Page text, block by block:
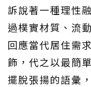
訴說著一種理性
過樸實材質、流
回應當代居住需
飾，代之以最簡
擺脫張揚的語彙